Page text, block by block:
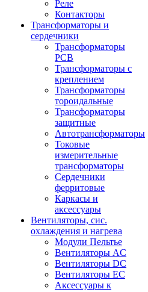
Реле
Контакторы
Трансформаторы и
сердечники
Трансформаторы
PCB
Трансформаторы с
креплением
Трансформаторы
тороидальные
Трансформаторы
защитные
Автотрансформаторы
Токовые
измерительные
трансформаторы
Сердечники
ферритовые
Каркасы и
аксессуары
Вентиляторы, сис.
охлаждения и нагрева
Модули Пельтье
Вентиляторы AC
Вентиляторы DC
Вентиляторы EC
Аксессуары к